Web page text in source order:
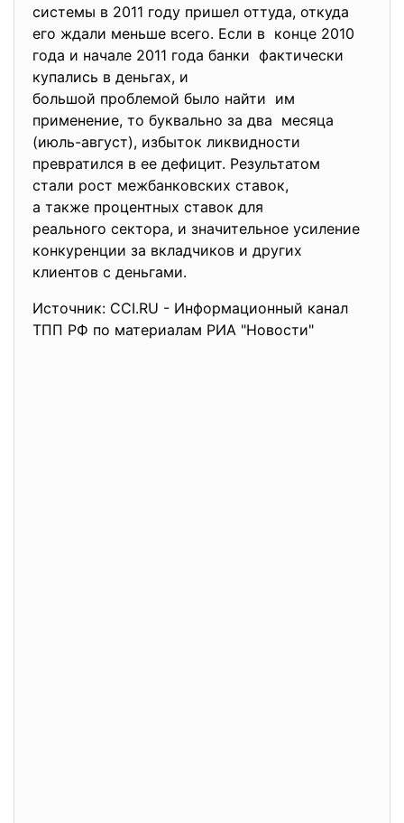
системы в 2011 году пришел оттуда, откуда
его ждали меньше всего. Если в конце 2010
года и начале 2011 года банки фактически
купались в деньгах, и
большой проблемой было найти им
применение, то буквально за два месяца
(июль-август), избыток ликвидности
превратился в ее дефицит. Результатом
стали рост межбанковских ставок,
а также процентных ставок для
реального сектора, и значительное усиление
конкуренции за вкладчиков и других
клиентов с деньгами.
Источник: CCI.RU - Информационный канал
ТПП РФ по материалам РИА "Новости"